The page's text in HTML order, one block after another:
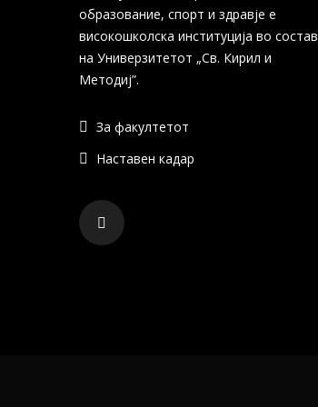
образование, спорт и здравје е
високошколска институција во состав
на Универзитетот „Св. Кирил и
Методиј”.
За факултетот
Наставен кадар